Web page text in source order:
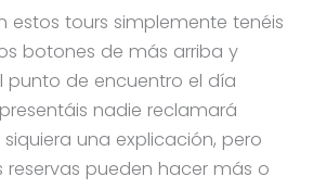
estos tours simplemente tenéis
botones de más arriba y
punto de encuentro el día
nadie reclamará
una explicación, pero
reservas pueden hacer más o